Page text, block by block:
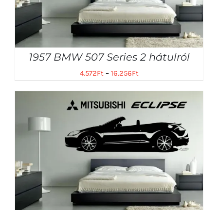
1957 BMW 507 Series 2 hátulról
4.572Ft– 16.256Ft